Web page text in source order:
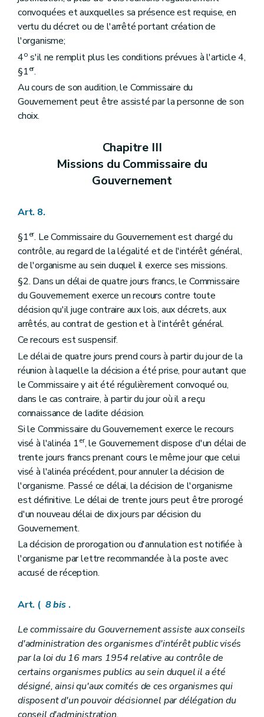
convoquées et auxquelles sa présence est requise, en
vertu du décret ou de l'arrêté portant création de
l'organisme;
4o s'il ne remplit plus les conditions prévues à l'article 4,
§1er.
Au cours de son audition, le Commissaire du
Gouvernement peut être assisté par la personne de son
choix.
Chapitre III
Missions du Commissaire du
Gouvernement
Art. 8.
§1er. Le Commissaire du Gouvernement est chargé du
contrôle, au regard de la légalité et de l'intérêt général,
de l'organisme au sein duquel il exerce ses missions.
§2. Dans un délai de quatre jours francs, le Commissaire
du Gouvernement exerce un recours contre toute
décision qu'il juge contraire aux lois, aux décrets, aux
arrêtés, au contrat de gestion et à l'intérêt général.
Ce recours est suspensif.
Le délai de quatre jours prend cours à partir du jour de la
réunion à laquelle la décision a été prise, pour autant que
le Commissaire y ait été régulièrement convoqué ou,
dans le cas contraire, à partir du jour où il a reçu
connaissance de ladite décision.
Si le Commissaire du Gouvernement exerce le recours
visé à l'alinéa 1er, le Gouvernement dispose d'un délai de
trente jours francs prenant cours le même jour que celui
visé à l'alinéa précédent, pour annuler la décision de
l'organisme. Passé ce délai, la décision de l'organisme
est définitive. Le délai de trente jours peut être prorogé
d'un nouveau délai de dix jours par décision du
Gouvernement.
La décision de prorogation ou d'annulation est notifiée à
l'organisme par lettre recommandée à la poste avec
accusé de réception.
Art. ( 8bis .
Le commissaire du Gouvernement assiste aux conseils
d'administration des organismes d'intérêt public visés
par la loi du 16 mars 1954 relative au contrôle de
certains organismes publics au sein duquel il a été
désigné, ainsi qu'aux comités de ces organismes qui
disposent d'un pouvoir décisionnel par délégation du